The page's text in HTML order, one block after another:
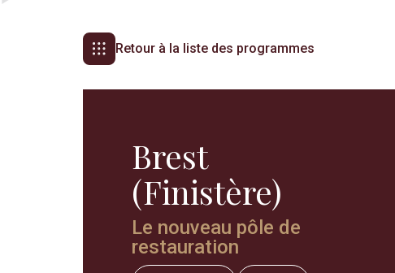
Retour à la liste des programmes
Brest
(Finistère)
Le nouveau pôle de
restauration